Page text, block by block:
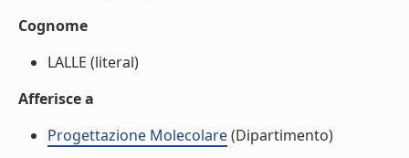
Cognome
LALLE (literal)
Afferisce a
Progettazione Molecolare(Dipartimento)